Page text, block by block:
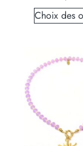
Choix des